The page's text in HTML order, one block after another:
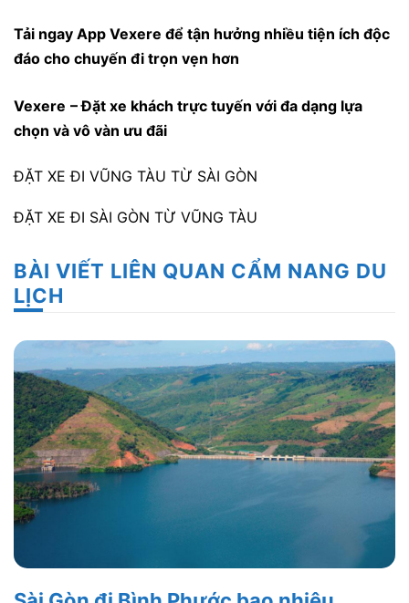
Tải ngay App Vexere để tận hưởng nhiều tiện ích độc
đáo cho chuyến đi trọn vẹn hơn
Vexere – Đặt xe khách trực tuyến với đa dạng lựa
chọn và vô vàn ưu đãi
ĐẶT XE ĐI VŨNG TÀU TỪ SÀI GÒN
ĐẶT XE ĐI SÀI GÒN TỪ VŨNG TÀU
BÀI VIẾT LIÊN QUAN CẨM NANG DU
LỊCH